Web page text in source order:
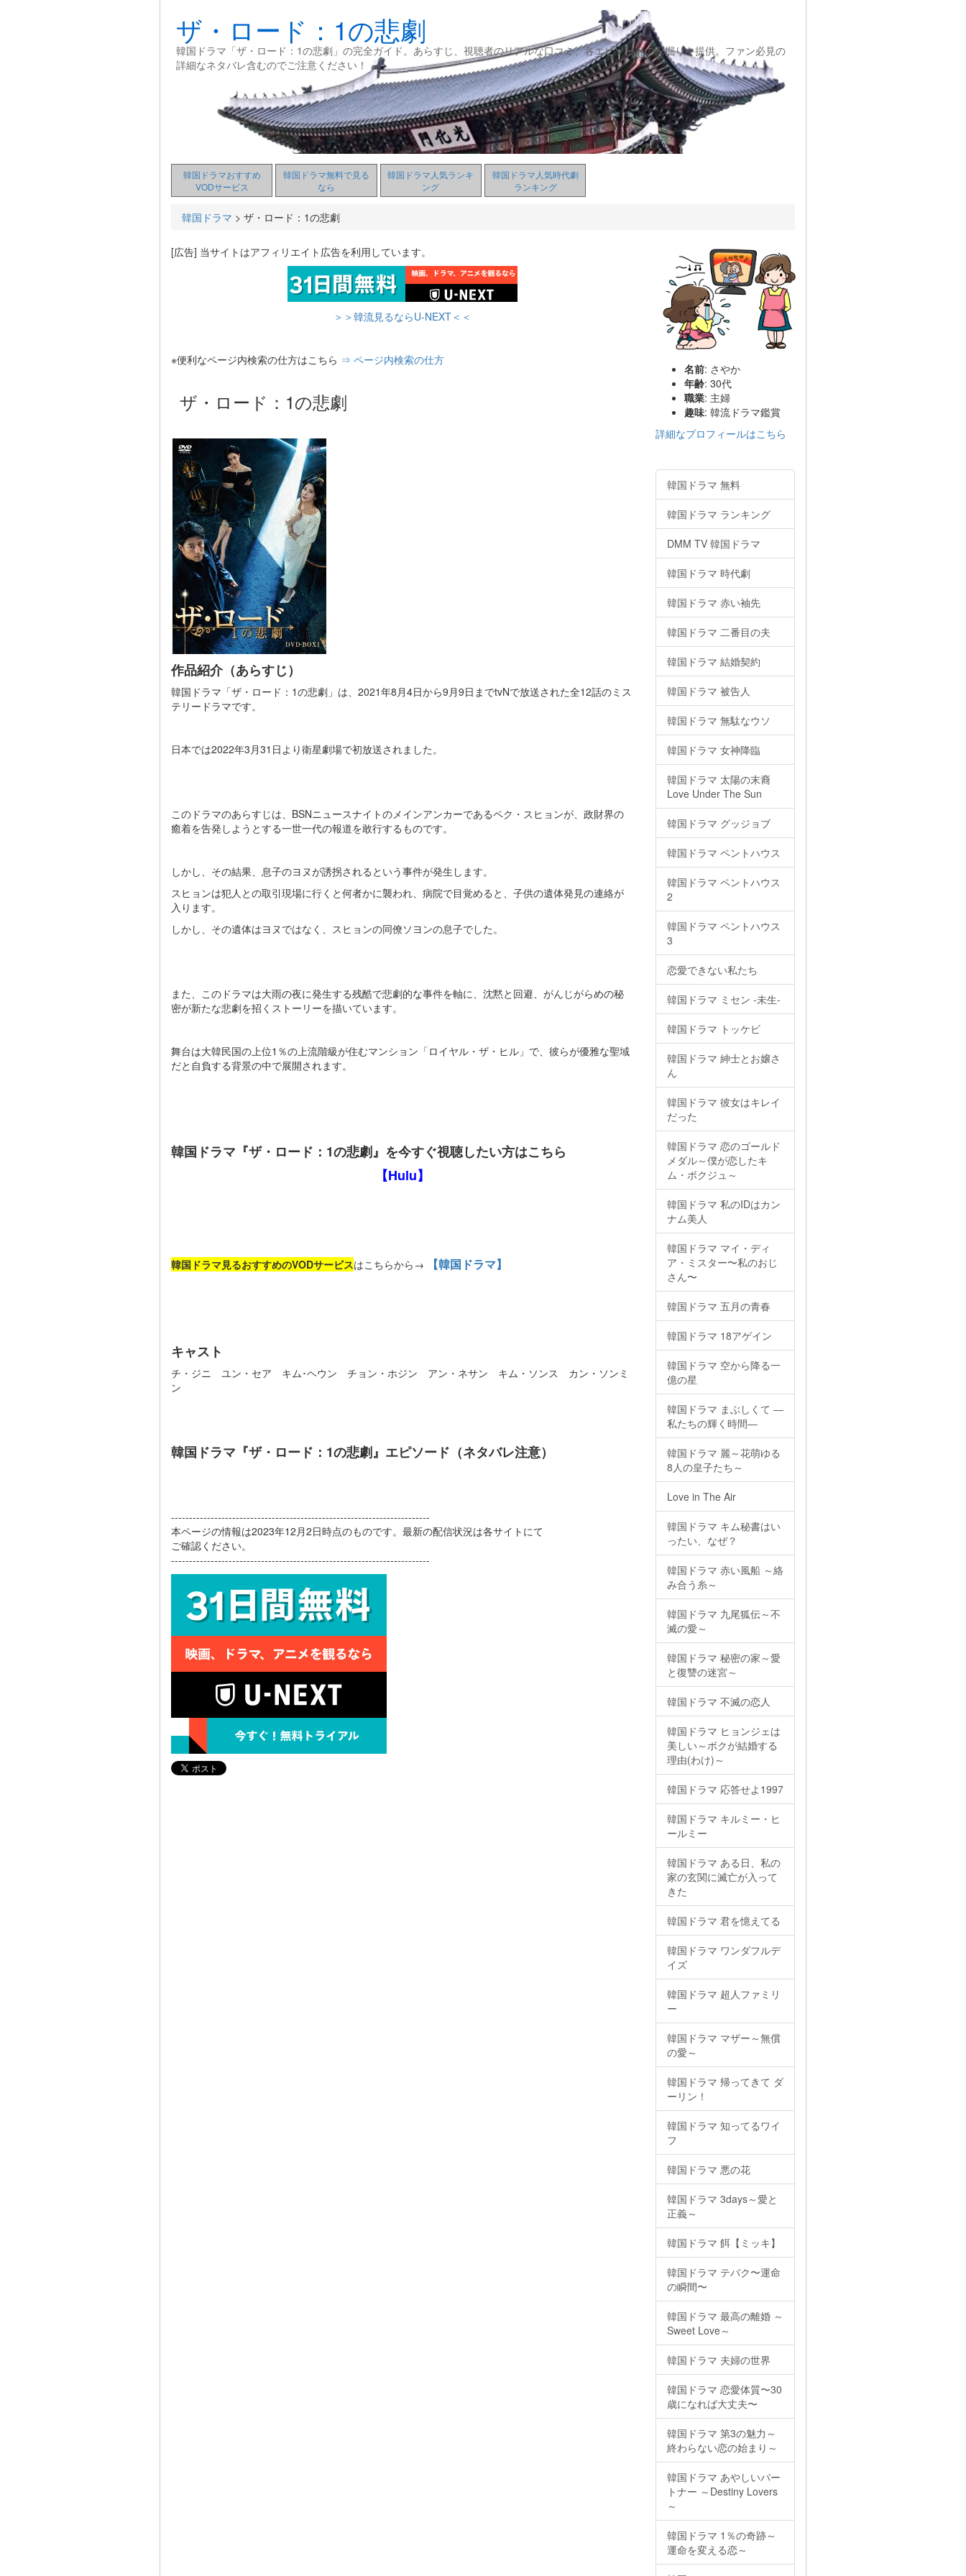
ザ・ロード：1の悲劇
韓国ドラマ「ザ・ロード：1の悲劇」の完全ガイド。あらすじ、視聴者のリアルな口コミ、各エピソードの深掘りを提供。ファン必見の
詳細なネタバレ含むのでご注意ください！
韓国ドラマおすすめ
VODサービス
韓国ドラマ無料で見る
なら
韓国ドラマ人気ランキ
ング
韓国ドラマ人気時代劇
ランキング
韓国ドラマ > ザ・ロード：1の悲劇
[広告] 当サイトはアフィリエイト広告を利用しています。
＞＞韓流見るならU-NEXT＜＜
※便利なページ内検索の仕方はこちら ⇒ ページ内検索の仕方
ザ・ロード：1の悲劇
作品紹介（あらすじ）
韓国ドラマ「ザ・ロード：1の悲劇」は、2021年8月4日から9月9日までtvNで放送された全12話のミス
テリードラマです。
日本では2022年3月31日より衛星劇場で初放送されました​​。
このドラマのあらすじは、BSNニュースナイトのメインアンカーであるペク・スヒョンが、政財界の
癒着を告発しようとする一世一代の報道を敢行するものです。
しかし、その結果、息子のヨヌが誘拐されるという事件が発生します。
スヒョンは犯人との取引現場に行くと何者かに襲われ、病院で目覚めると、子供の遺体発見の連絡が
入ります。
しかし、その遺体はヨヌではなく、スヒョンの同僚ソヨンの息子でした​​​​​​。
また、このドラマは大雨の夜に発生する残酷で悲劇的な事件を軸に、沈黙と回避、がんじがらめの秘
密が新たな悲劇を招くストーリーを描いています。
舞台は大韓民国の上位1％の上流階級が住むマンション「ロイヤル・ザ・ヒル」で、彼らが優雅な聖域
だと自負する背景の中で展開されます​​。
韓国ドラマ『ザ・ロード：1の悲劇』を今すぐ視聴したい方はこちら
【Hulu】
韓国ドラマ見るおすすめのVODサービスはこちらから→ 【韓国ドラマ】
キャスト
チ・ジニ ユン・セア キム･ヘウン チョン・ホジン アン・ネサン キム・ソンス カン・ソンミ
ン
韓国ドラマ『ザ・ロード：1の悲劇』エピソード（ネタバレ注意）
------------------------------------------------------------------------
本ページの情報は2023年12月2日時点のものです。最新の配信状況は各サイトにて
ご確認ください。
------------------------------------------------------------------------
名前: さやか
年齢: 30代
職業: 主婦
趣味: 韓流ドラマ鑑賞
詳細なプロフィールはこちら
韓国ドラマ 無料
韓国ドラマ ランキング
DMM TV 韓国ドラマ
韓国ドラマ 時代劇
韓国ドラマ 赤い袖先
韓国ドラマ 二番目の夫
韓国ドラマ 結婚契約
韓国ドラマ 被告人
韓国ドラマ 無駄なウソ
韓国ドラマ 女神降臨
韓国ドラマ 太陽の末裔
Love Under The Sun
韓国ドラマ グッジョブ
韓国ドラマ ペントハウス
韓国ドラマ ペントハウス
2
韓国ドラマ ペントハウス
3
恋愛できない私たち
韓国ドラマ ミセン -未生-
韓国ドラマ トッケビ
韓国ドラマ 紳士とお嬢さ
ん
韓国ドラマ 彼女はキレイ
だった
韓国ドラマ 恋のゴールド
メダル～僕が恋したキ
ム・ボクジュ～
韓国ドラマ 私のIDはカン
ナム美人
韓国ドラマ マイ・ディ
ア・ミスター〜私のおじ
さん〜
韓国ドラマ 五月の青春
韓国ドラマ 18アゲイン
韓国ドラマ 空から降る一
億の星
韓国ドラマ まぶしくて ―
私たちの輝く時間―
韓国ドラマ 麗～花萌ゆる
8人の皇子たち～
Love in The Air
韓国ドラマ キム秘書はい
ったい、なぜ？
韓国ドラマ 赤い風船 ～絡
み合う糸～
韓国ドラマ 九尾狐伝～不
滅の愛～
韓国ドラマ 秘密の家～愛
と復讐の迷宮～
韓国ドラマ 不滅の恋人
韓国ドラマ ヒョンジェは
美しい～ボクが結婚する
理由(わけ)～
韓国ドラマ 応答せよ1997
韓国ドラマ キルミー・ヒ
ールミー
韓国ドラマ ある日、私の
家の玄関に滅亡が入って
きた
韓国ドラマ 君を憶えてる
韓国ドラマ ワンダフルデ
イズ
韓国ドラマ 超人ファミリ
ー
韓国ドラマ マザー～無償
の愛～
韓国ドラマ 帰ってきて ダ
ーリン！
韓国ドラマ 知ってるワイ
フ
韓国ドラマ 悪の花
韓国ドラマ 3days～愛と
正義～
韓国ドラマ 餌【ミッキ】
韓国ドラマ テバク〜運命
の瞬間〜
韓国ドラマ 最高の離婚 ～
Sweet Love～
韓国ドラマ 夫婦の世界
韓国ドラマ 恋愛体質〜30
歳になれば大丈夫〜
韓国ドラマ 第3の魅力～
終わらない恋の始まり～
韓国ドラマ あやしいパー
トナー ～Destiny Lovers
～
韓国ドラマ 1％の奇跡～
運命を変える恋～